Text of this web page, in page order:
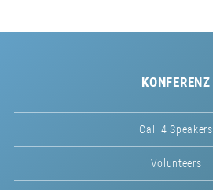
KONFERENZ
Call 4 Speakers
Volunteers